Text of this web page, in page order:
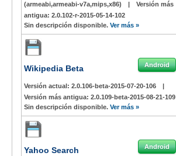
(armeabi,armeabi-v7a,mips,x86)
|
Versión más
antigua: 2.0.102-r-2015-05-14-102
Sin descripción disponible. Ver más »
Wikipedia Beta Android
Versión actual: 2.0.106-beta-2015-07-20-106
|
Versión más antigua: 2.0.109-beta-2015-08-21-109
Sin descripción disponible. Ver más »
Yahoo Search Android